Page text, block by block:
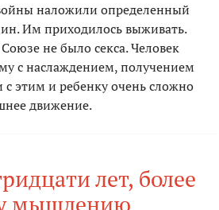
наложили определенный
Им приходилось выживать.
не было секса. Человек
с наслаждением, получением
с этим и ребенку очень сложно
движение.
лет, более